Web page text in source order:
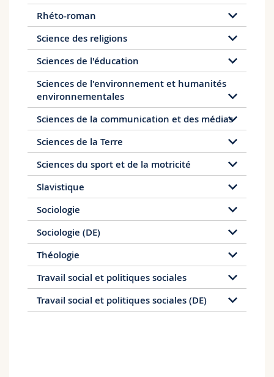
Rhéto-roman
Science des religions
Sciences de l'éducation
Sciences de l'environnement et humanités
environnementales
Sciences de la communication et des médias
Sciences de la Terre
Sciences du sport et de la motricité
Slavistique
Sociologie
Sociologie (DE)
Théologie
Travail social et politiques sociales
Travail social et politiques sociales (DE)